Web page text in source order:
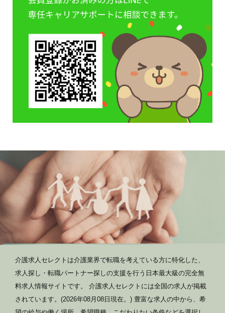
介護求人セレクトは介護業界で転職を考えている方に特化した、
求人探し・転職パートナー探しの支援を行う日本最大級の完全無
料求人情報サイトです。 介護求人セレクトには全国の求人が掲載
されています。(2026年08月08日現在。) 豊富な求人の中から、希